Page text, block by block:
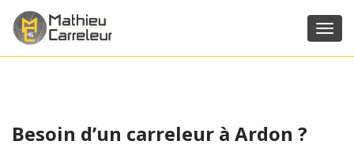
Besoin d’un carreleur à Ardon ?